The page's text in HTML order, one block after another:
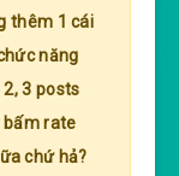
thêm 1 cái
năng
3 posts
bấm rate
chứ hả?